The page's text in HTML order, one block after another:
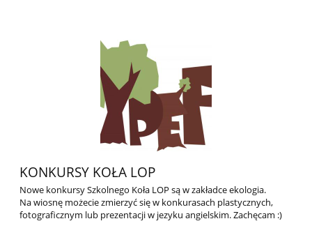
KONKURSY KOŁA LOP
Nowe konkursy Szkolnego Koła LOP są w zakładce ekologia.
Na wiosnę możecie zmierzyć się w konkurasach plastycznych,
fotograficznym lub prezentacji w jezyku angielskim. Zachęcam :)